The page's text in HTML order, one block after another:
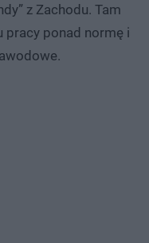
z Zachodu. Tam
ponad normę i